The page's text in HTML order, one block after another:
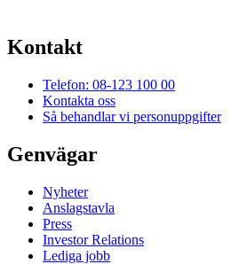
Kontakt
Telefon: 08-123 100 00
Kontakta oss
Så behandlar vi personuppgifter
Genvägar
Nyheter
Anslagstavla
Press
Investor Relations
Lediga jobb